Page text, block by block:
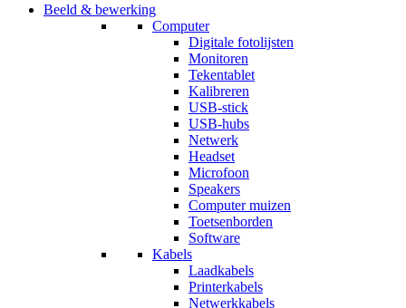
Beeld & bewerking
Computer
Digitale fotolijsten
Monitoren
Tekentablet
Kalibreren
USB-stick
USB-hubs
Netwerk
Headset
Microfoon
Speakers
Computer muizen
Toetsenborden
Software
Kabels
Laadkabels
Printerkabels
Netwerkkabels